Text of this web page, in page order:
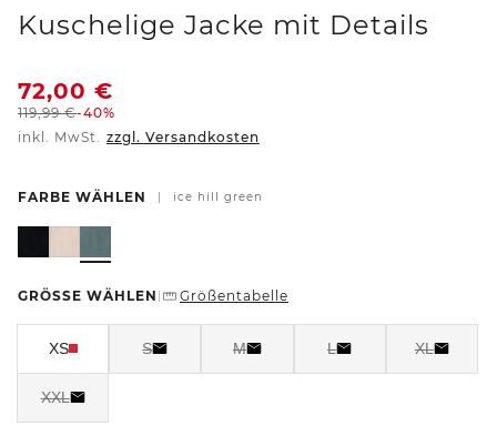
Kuschelige Jacke mit Details
72,00 €
119,99€-40%
inkl. MwSt. zzgl. Versandkosten
FARBE WÄHLEN ice hill green
GRÖSSE WÄHLEN Größentabelle
XS S M L XL
XXL